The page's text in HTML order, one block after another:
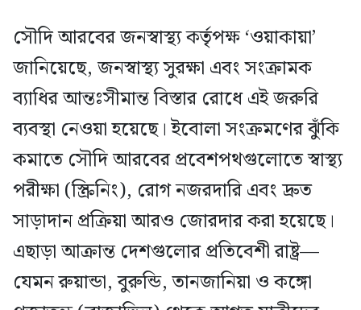
সৌদি আরবের জনস্বাস্থ্য কর্তৃপক্ষ ‘ওয়াকায়া’
জানিয়েছে, জনস্বাস্থ্য সুরক্ষা এবং সংক্রামক
ব্যাধির আন্তঃসীমান্ত বিস্তার রোধে এই জরুরি
ব্যবস্থা নেওয়া হয়েছে। ইবোলা সংক্রমণের ঝুঁকি
কমাতে সৌদি আরবের প্রবেশপথগুলোতে স্বাস্থ্য
পরীক্ষা (স্ক্রিনিং), রোগ নজরদারি এবং দ্রুত
সাড়াদান প্রক্রিয়া আরও জোরদার করা হয়েছে।
এছাড়া আক্রান্ত দেশগুলোর প্রতিবেশী রাষ্ট্র—
যেমন রুয়ান্ডা, বুরুন্ডি, তানজানিয়া ও কঙ্গো